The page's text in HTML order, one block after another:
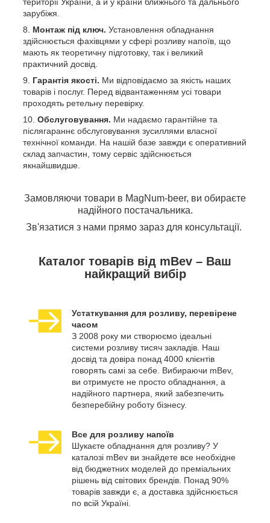
території України, а й у країни ближнього та дальнього
зарубіжя.
Монтаж під ключ. Установлення обладнання
здійснюється фахівцями у сфері розливу напоїв, що
мають як теоретичну підготовку, так і великий
практичний досвід.
Гарантія якості. Ми відповідаємо за якість наших
товарів і послуг. Перед відвантаженням усі товари
проходять ретельну перевірку.
Обслуговування. Ми надаємо гарантійне та
післягараннє обслуговування зусиллями власної
технічної команди. На нашій базе завжди є оперативний
склад запчастин, тому сервіс здійснюється
якнайшвидше.
Замовляючи товари в MagNum-beer, ви обираєте
надійного постачальника.
Зв'язатися з нами прямо зараз для консультації.
Каталог товарів від mBev – Ваш
найкращий вибір
Устаткування для розливу, перевірене
часом
З 2008 року ми створюємо ідеальні
системи розливу тисяч закладів. Наш
досвід та довіра понад 4000 клієнтів
говорять самі за себе. Вибираючи mBev,
ви отримуєте не просто обладнання, а
надійного партнера, який забезпечить
безперебійну роботу бізнесу.
Все для розливу напоїв
Шукаєте обладнання для розливу? У
каталозі mBev ви знайдете все необхідне
від бюджетних моделей до преміальних
рішень від світових брендів. Понад 90%
товарів завжди є, а доставка здійснюється
по всій Україні.